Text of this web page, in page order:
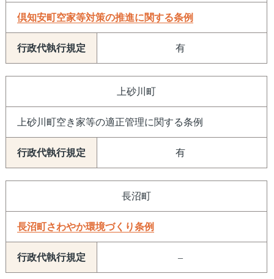
倶知安町空家等対策の推進に関する条例
有
上砂川町
上砂川町空き家等の適正管理に関する条例
有
長沼町
長沼町さわやか環境づくり条例
–